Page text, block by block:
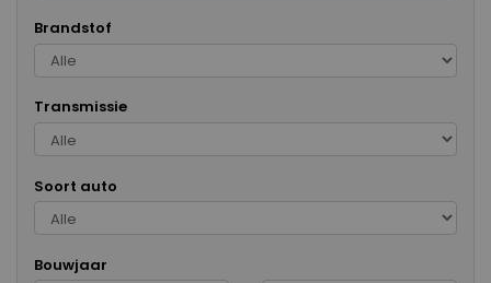
Brandstof
Transmissie
Soort auto
Bouwjaar